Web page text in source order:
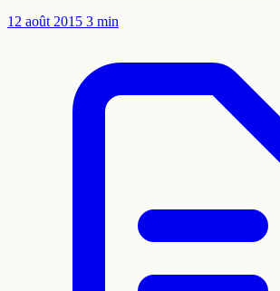
12 août 2015 3 min